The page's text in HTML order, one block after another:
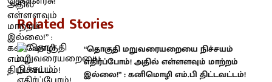
Related Stories
“தொகுதி மறுவரையறையை நிச்சயம்
எதிர்ப்போம்! அதில் எள்ளளவும் மாற்றம்
இல்லை!” : கனிமொழி எம்.பி திட்டவட்டம்!